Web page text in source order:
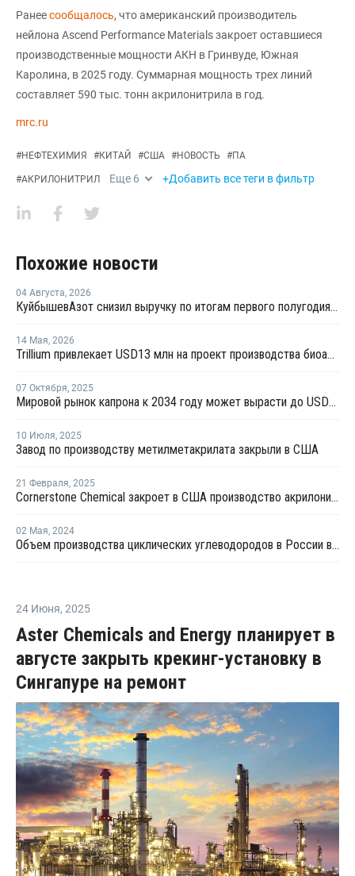
Ранеесообщалось, что американский производитель
нейлона Ascend Performance Materials закроет оставшиеся
производственные мощности АКН в Гринвуде, Южная
Каролина, в 2025 году. Суммарная мощность трех линий
составляет 590 тыс. тонн акрилонитрила в год.
mrc.ru
#НЕФТЕХИМИЯ #КИТАЙ #США #НОВОСТЬ #ПА
#АКРИЛОНИТРИЛ Еще 6 +Добавить все теги в фильтр
Похожие новости
04 Августа, 2026
КуйбышевАзот снизил выручку по итогам первого полугодия 2026 года
14 Мая, 2026
Trillium привлекает USD13 млн на проект производства биоакрилонитрила
07 Октября, 2025
Мировой рынок капрона к 2034 году может вырасти до USD28,5 млрд
10 Июля, 2025
Завод по производству метилметакрилата закрыли в США
21 Февраля, 2025
Cornerstone Chemical закроет в США производство акрилонитрила
02 Мая, 2024
Объем производства циклических углеводородов в России вырос на 0,2% в 2023 году
24 Июня, 2025
Aster Chemicals and Energy планирует в
августе закрыть крекинг-установку в
Сингапуре на ремонт